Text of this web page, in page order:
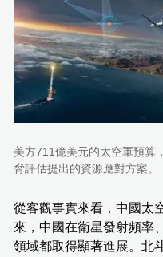
美方711億美元的太空軍預算
脅評估提出的資源應對方案。
從客觀事實來看，中國太
來，中國在衛星發射頻率
領域都取得顯著進展。北